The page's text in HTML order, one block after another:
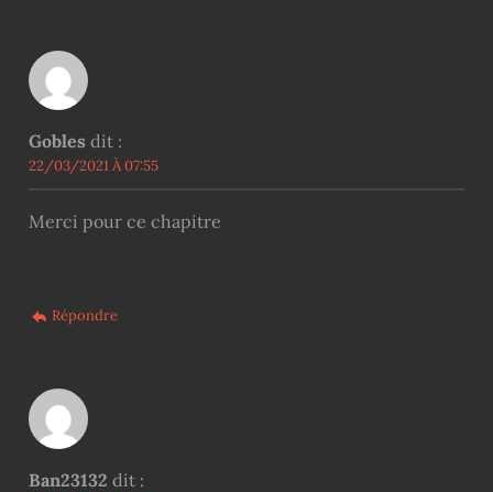
Gobles dit :
22/03/2021 À 07:55
Merci pour ce chapitre
Répondre
Ban23132 dit :